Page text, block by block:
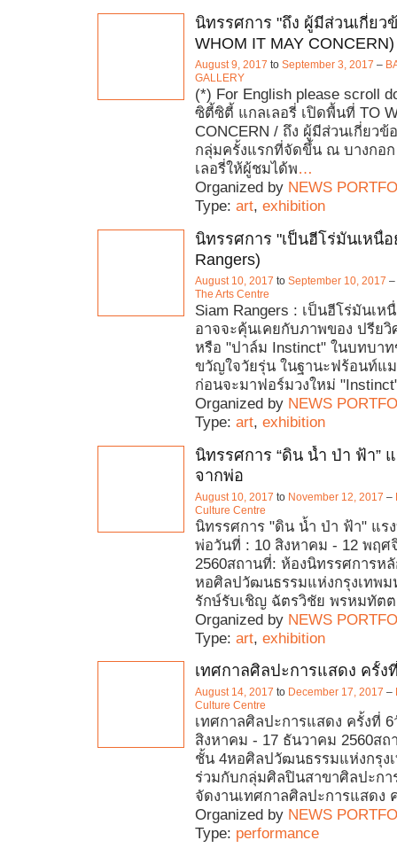
นิทรรศการ "ถึง ผู้มีส่วนเกี่ยว
WHOM IT MAY CONCERN)
August 9, 2017 to September 3, 2017 –
GALLERY
(*) For English please scroll
ซิตี้ซิตี้ แกลเลอรี่ เปิดพื้นที่ TO
CONCERN / ถึง ผู้มีส่วนเกี่ยวข้
กลุ่มครั้งแรกที่จัดขึ้น ณ บางกอ
เลอรี่ให้ผู้ชมได้พ…
Organized by NEWS
Type: art, exhibition
นิทรรศการ "เป็นฮีโร่มันเหนื่อ
Rangers)
August 10, 2017 to September 10, 2017 –
The Arts Centre‎
Siam Rangers : เป็นฮีโร่มันเห
อาจจะคุ้นเคยกับภาพของ ปรียวิ
หรือ "ปาล์ม Instinct" ในบทบาท
ขวัญใจวัยรุ่น ในฐานะฟร้อนท์แ
ก่อนจะมาฟอร์มวงใหม่
Organized by NEWS
Type: art, exhibition
นิทรรศการ “ดิน น้ำ ป่า ฟ้า”
จากพ่อ
August 10, 2017 to November 12, 2017 –
Culture Centre
นิทรรศการ "ดิน น้ำ ป่า ฟ้า" แร
พ่อวันที่ : 10 สิงหาคม - 12 พฤศ
2560สถานที่: ห้องนิทรรศการห
หอศิลปวัฒนธรรมแห่งกรุงเทพ
รักษ์รับเชิญ ฉัตรวิชัย พรหมทัตต
Organized by NEWS
Type: art, exhibition
เทศกาลศิลปะการแสดง ครั้ง
August 14, 2017 to December 17, 2017 –
Culture Centre
เทศกาลศิลปะการแสดง ครั้งที่
สิงหาคม - 17 ธันวาคม 2560ส
ชั้น 4หอศิลปวัฒนธรรมแห่งกรุง
ร่วมกับกลุ่มศิลปินสาขาศิลปะกา
จัดงานเทศกาลศิลปะการแสดง
Organized by NEWS
Type: performance